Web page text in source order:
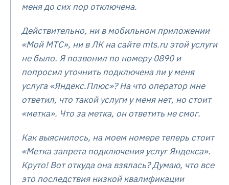
меня до сих пор отключена.
Действительно, ни в мобильном приложении
«Мой МТС», ни в ЛК на сайте mts.ru этой услуги
не было. Я позвонил по номеру 0890 и
попросил уточнить подключена ли у меня
услуга «Яндекс.Плюс»? На что оператор мне
ответил, что такой услуги у меня нет, но стоит
«метка». Что за метка, он ответить не смог.
Как выяснилось, на моем номере теперь стоит
«Метка запрета подключения услуг Яндекса».
Круто! Вот откуда она взялась? Думаю, что все
это последствия низкой квалификации